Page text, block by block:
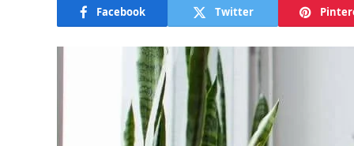
Facebook Twitter